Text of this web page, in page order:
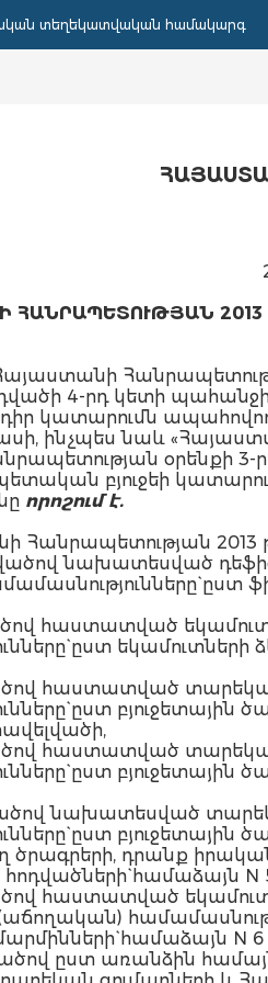
տեղեկատվական համակարգ
ՀԱՆՐԱՊԵՏՈՒԹՅԱՆ
4-րդ կետի
կատարումն
ինչպես նաև
օրենքի
բյուջեի
որոշում է.
Հանրապետության
նախատեսված
ըստ
հաստատված
ըստ
հաստատված
ըստ
հաստատված
ըստ
նախատեսված
ըստ
ծրագրերի, դրանք
համաձայն N
հաստատված
(աճողական)
համաձայն N 6
ըստ առանձին